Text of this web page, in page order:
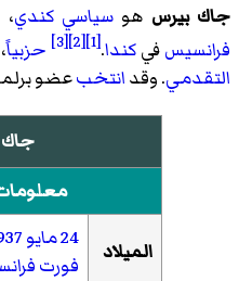
جاك بيرس هوسياسي كندي
فرانسيسفيكندا.
[1]
[2]
[3] حزبياً
التقدمي. وقدانتخبعضو
الميلاد 24 مايو
فورت